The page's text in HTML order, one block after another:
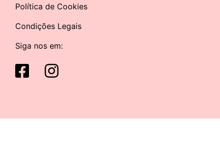
Política de Cookies
Condições Legais
Siga nos em: